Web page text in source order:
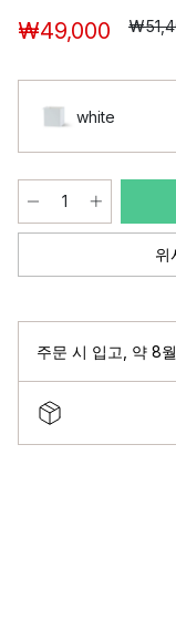
₩49,000
white
위
주문 시 입고 약 8